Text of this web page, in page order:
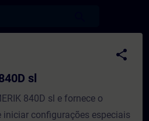
- Schulung -
share
sl
840D sl e fornece o
iniciar configurações especiais